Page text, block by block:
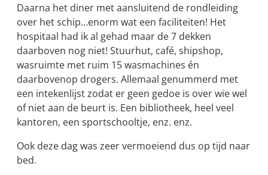
Daarna het diner met aansluitend de rondleiding
over het schip…enorm wat een faciliteiten! Het
hospitaal had ik al gehad maar de 7 dekken
daarboven nog niet! Stuurhut, café, shipshop,
wasruimte met ruim 15 wasmachines én
daarbovenop drogers. Allemaal genummerd met
een intekenlijst zodat er geen gedoe is over wie wel
of niet aan de beurt is. Een bibliotheek, heel veel
kantoren, een sportschooltje, enz. enz.
Ook deze dag was zeer vermoeiend dus op tijd naar
bed.